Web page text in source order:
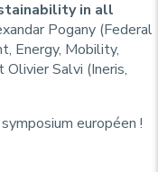
in all
Pogany (Federal
Energy, Mobility,
Salvi (Ineris,
européen !